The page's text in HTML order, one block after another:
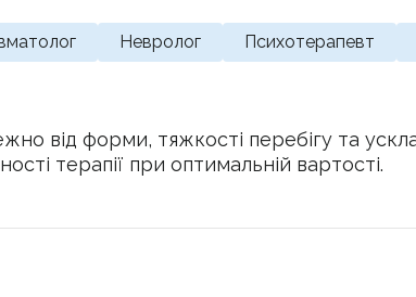
Невролог
Психотерапевт
від форми, тяжкості перебігу та
терапії при оптимальній вартості.